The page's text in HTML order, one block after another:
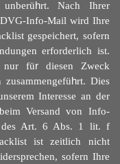
hrt. Nach Ihrer
Info-Mail wird Ihre
gespeichert, sofern
erforderlich ist.
nur für diesen Zweck
hrt. Dies
Interesse an der
Versand von Info-
des Art. 6 Abs. 1 lit. f
ist zeitlich nicht
sofern Ihre